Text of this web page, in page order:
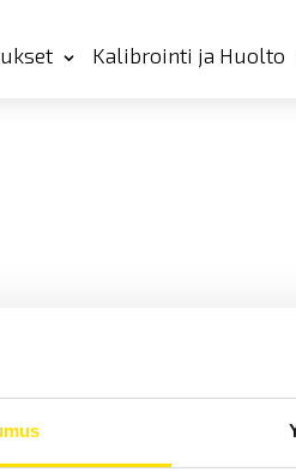
Kalibrointi ja Huolto